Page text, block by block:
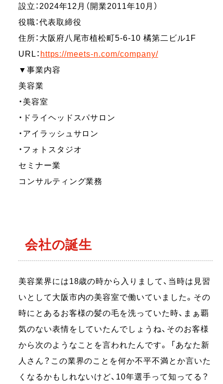
設立：2024年12月（開業2011年10月）
役職：代表取締役
住所：大阪府八尾市植松町5-6-10 橘第二ビル1F
URL： https://meets-n.com/company/
▼事業内容
美容業
・美容室
・ドライヘッドスパサロン
・アイラッシュサロン
・フォトスタジオ
セミナー業
コンサルティング業務
会社の誕生
美容業界には18歳の時から入りまして、当時は見習
いとして大阪市内の美容室で働いていました。その
時にとあるお客様の髪の毛を洗っていた時、まぁ覇
気のない表情をしていたんでしょうね、そのお客様
から次のようなことを言われたんです。 「あなた新
人さん？この業界のことを何か不平不満とか言いた
くなるかもしれないけど、10年選手って知ってる？